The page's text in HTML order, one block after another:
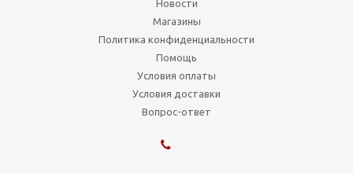
Новости
Магазины
Политика конфиденциальности
Помощь
Условия оплаты
Условия доставки
Вопрос-ответ